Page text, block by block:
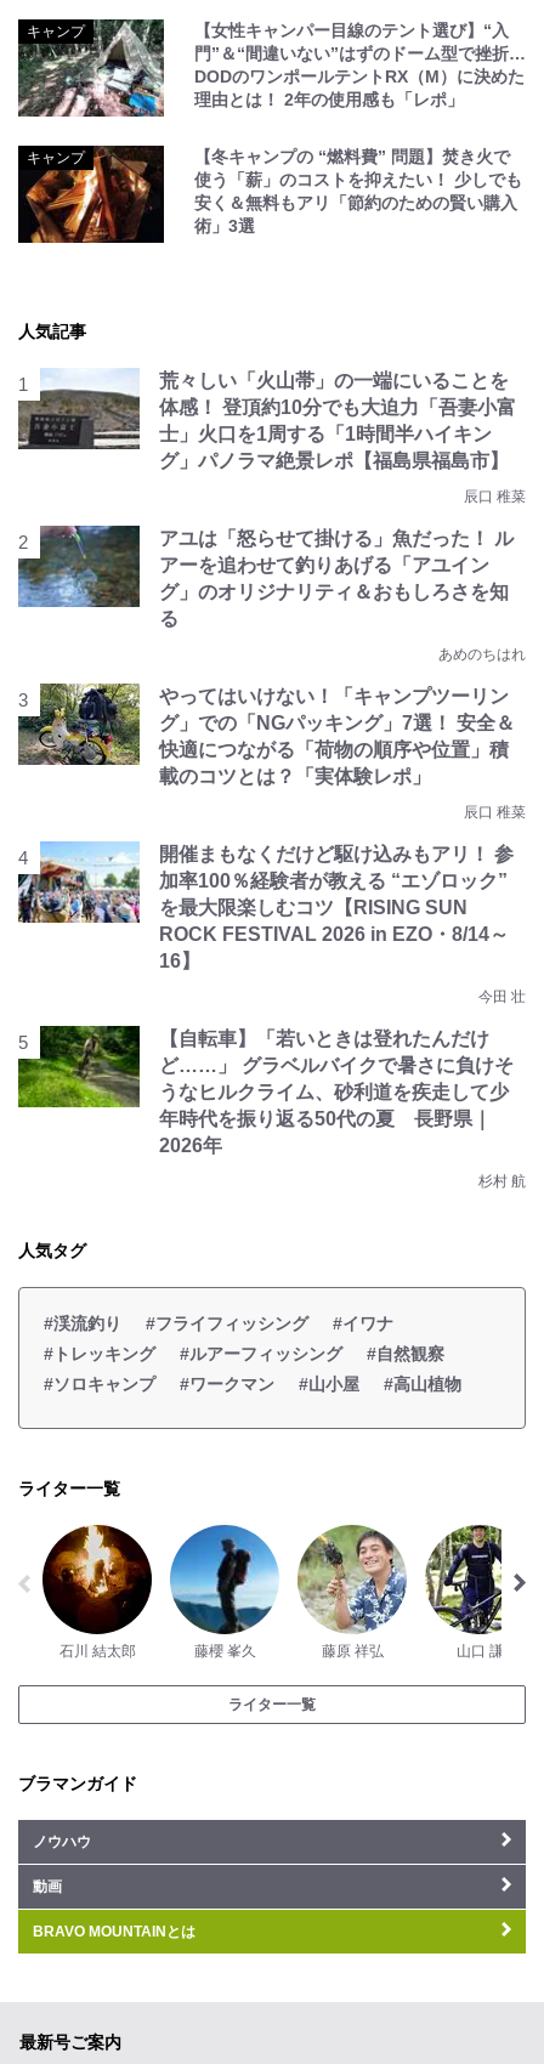
キャンプ
【女性キャンパー目線のテント選び】“入
門”＆“間違いない”はずのドーム型で挫折…
DODのワンポールテントRX（M）に決めた
理由とは！ 2年の使用感も「レポ」
キャンプ
【冬キャンプの “燃料費” 問題】焚き火で
使う「薪」のコストを抑えたい！ 少しでも
安く＆無料もアリ「節約のための賢い購入
術」3選
人気記事
荒々しい「火山帯」の一端にいることを
体感！ 登頂約10分でも大迫力「吾妻小富
士」火口を1周する「1時間半ハイキン
グ」パノラマ絶景レポ【福島県福島市】
辰口 稚菜
アユは「怒らせて掛ける」魚だった！ ル
アーを追わせて釣りあげる「アユイン
グ」のオリジナリティ＆おもしろさを知
る
あめのちはれ
やってはいけない！「キャンプツーリン
グ」での「NGパッキング」7選！ 安全＆
快適につながる「荷物の順序や位置」積
載のコツとは？「実体験レポ」
辰口 稚菜
開催まもなくだけど駆け込みもアリ！ 参
加率100％経験者が教える “エゾロック”
を最大限楽しむコツ【RISING SUN
ROCK FESTIVAL 2026 in EZO・8/14～
16】
今田 壮
【自転車】「若いときは登れたんだけ
ど……」 グラベルバイクで暑さに負けそ
うなヒルクライム、砂利道を疾走して少
年時代を振り返る50代の夏 長野県｜
2026年
杉村 航
人気タグ
#渓流釣り #フライフィッシング
#イワナ
#トレッキング
#ルアーフィッシング
#自然観察
#ソロキャンプ
#ワークマン #山小屋 #高山植物
ライター一覧
石川 結太郎 藤櫻 峯久 藤原 祥弘 山口 謙
ライター一覧
ブラマンガイド
ノウハウ
動画
BRAVO MOUNTAINとは
最新号ご案内